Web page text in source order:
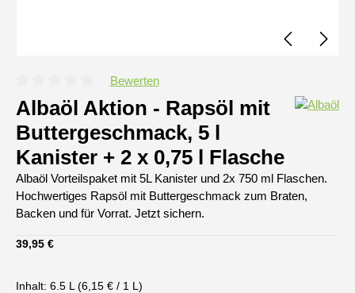
Bewerten
Albaöl Aktion - Rapsöl mit
Buttergeschmack, 5 l
Kanister + 2 x 0,75 l Flasche
Albaöl Vorteilspaket mit 5L Kanister und 2x 750 ml Flaschen.
Hochwertiges Rapsöl mit Buttergeschmack zum Braten,
Backen und für Vorrat. Jetzt sichern.
Regulärer Preis:
39,95 €
Inhalt: 6.5 L (6,15 € / 1 L)